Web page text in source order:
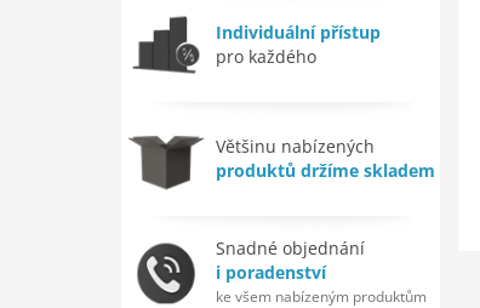
Individuální přístup
pro každého
Většinu nabízených
produktů držíme skladem
Snadné objednání
i poradenství
ke všem nabízeným produktům